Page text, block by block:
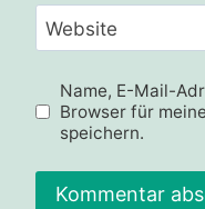
Website
Name, E-Mail-
Browser für
speichern.